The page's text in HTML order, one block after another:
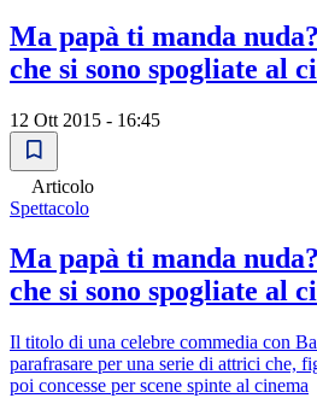
Ma papà ti manda
che si sono spogliate al
12 Ott 2015 - 16:45
Articolo
Spettacolo
Ma papà ti manda
che si sono spogliate al
Il titolo di una celebre commedia con
parafrasare per una serie di attrici che,
poi concesse per scene spinte al cinema